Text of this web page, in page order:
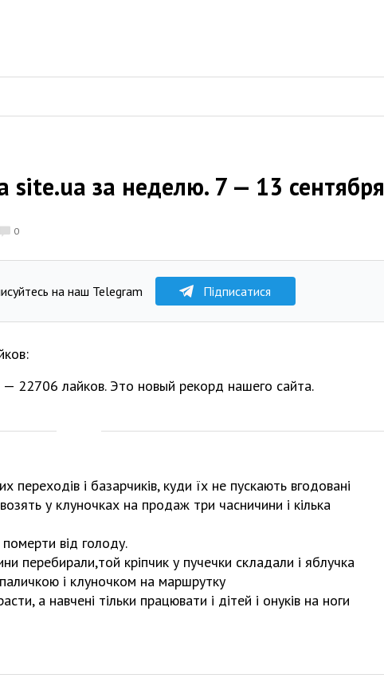
site.ua за неделю. 7 — 13 сентября
0
на наш Telegram Підписатися
22706 лайков. Это новый рекорд нашего сайта.
переходів і базарчиків, куди їх не пускають вгодовані
у клуночках на продаж три часничини і кілька
від голоду.
перебирали,той кріпчик у пучечки складали і яблучка
і клуночком на маршрутку
а навчені тільки працювати і дітей і онуків на ноги